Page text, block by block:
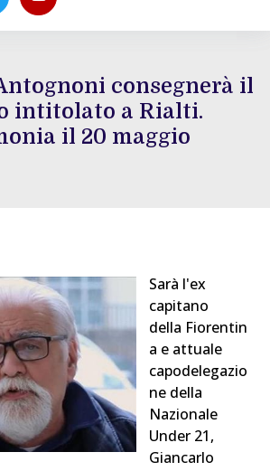
consegnerà il
intitolato a Rialti.
il 20 maggio
Sarà l'ex
capitano
della Fiorentin
a e attuale
capodelegazio
ne della
Nazionale
Under 21,
Giancarlo